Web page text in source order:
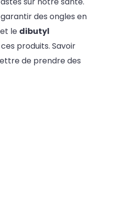
des ongles en
et le dibutyl
produits. Savoir
de prendre des